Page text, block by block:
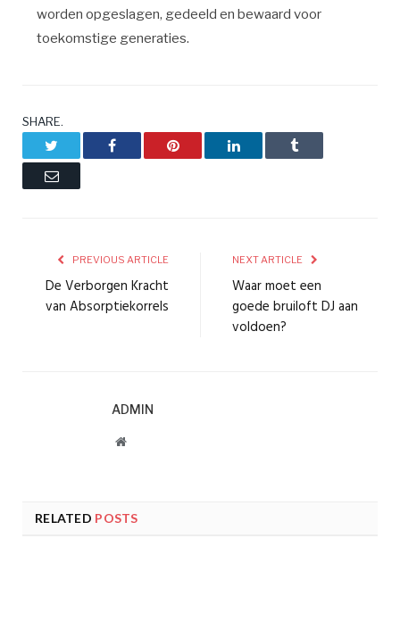
worden opgeslagen, gedeeld en bewaard voor
toekomstige generaties.
SHARE.
Facebook Pinterest LinkedIn Tumblr
Email
PREVIOUS ARTICLE
De Verborgen Kracht
van Absorptiekorrels
NEXT ARTICLE
Waar moet een
goede bruiloft DJ aan
voldoen?
ADMIN
Website
RELATED POSTS